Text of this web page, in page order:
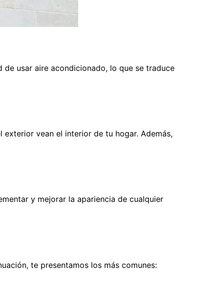
usar aire acondicionado, lo que se traduce
vean el interior de tu hogar. Además,
y mejorar la apariencia de cualquier
te presentamos los más comunes: